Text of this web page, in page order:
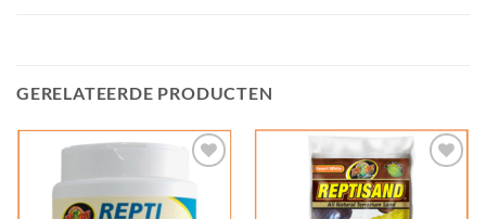
GERELATEERDE PRODUCTEN
Wishlist